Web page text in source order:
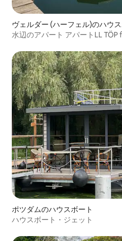
ヴェルダー (ハーフェル)のハウ
水辺のアパート アパートLL
ポツダムのハウスボート
ハウスボート・ジェット